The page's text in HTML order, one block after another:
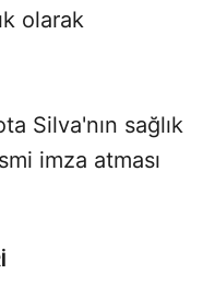
olarak
Silva'nın sağlık
imza atması